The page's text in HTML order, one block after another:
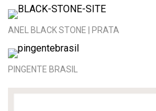
ANEL BLACK STONE | PRATA
PINGENTE BRASIL